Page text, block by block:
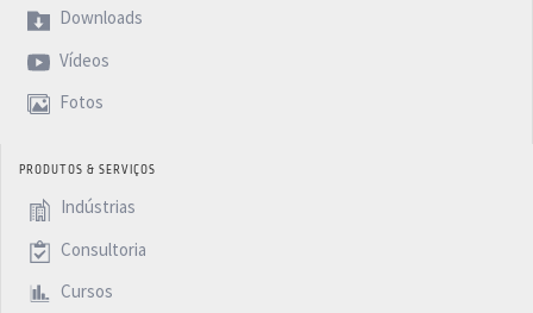
Downloads
Vídeos
Fotos
PRODUTOS & SERVIÇOS
Indústrias
Consultoria
Cursos